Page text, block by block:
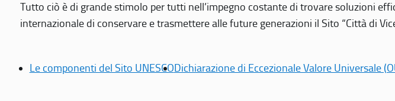
Tutto ciò è di grande stimolo per tutti nell’impegno costante di trovare soluzioni
internazionale di conservare e trasmettere alle future generazioni il Sito “Città di
Le componenti del Sito UNESCODichiarazione di Eccezionale Valore Universale